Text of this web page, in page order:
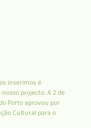
inserimos é
projecto: A 2 de
Porto aprovou por
Cultural para o